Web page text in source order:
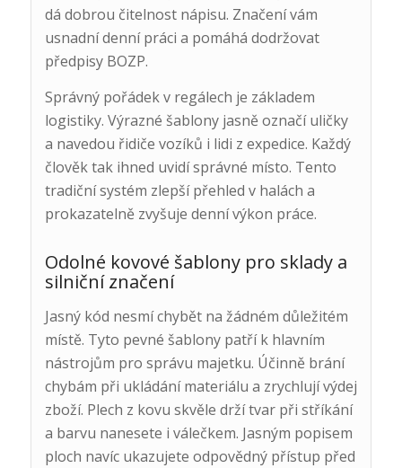
dá dobrou čitelnost nápisu. Značení vám
usnadní denní práci a pomáhá dodržovat
předpisy BOZP.
Správný pořádek v regálech je základem
logistiky. Výrazné šablony jasně označí uličky
a navedou řidiče vozíků i lidi z expedice. Každý
člověk tak ihned uvidí správné místo. Tento
tradiční systém zlepší přehled v halách a
prokazatelně zvyšuje denní výkon práce.
Odolné kovové šablony pro sklady a
silniční značení
Jasný kód nesmí chybět na žádném důležitém
místě. Tyto pevné šablony patří k hlavním
nástrojům pro správu majetku. Účinně brání
chybám při ukládání materiálu a zrychlují výdej
zboží. Plech z kovu skvěle drží tvar při stříkání
a barvu nanesete i válečkem. Jasným popisem
ploch navíc ukazujete odpovědný přístup před